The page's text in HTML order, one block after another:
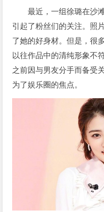
最近，一组徐璐在沙
引起了粉丝们的关注。照
了她的好身材。但是，很
以往作品中的清纯形象不
之前因与男友分手而备受
为了娱乐圈的焦点。